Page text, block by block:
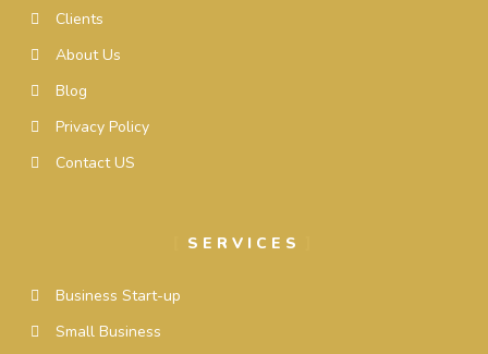
Clients
About Us
Blog
Privacy Policy
Contact US
SERVICES
Business Start-up
Small Business